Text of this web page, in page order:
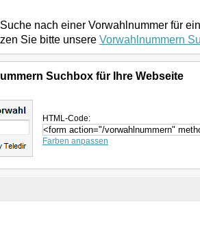
nach einer Vorwahlnummer für
Sie bitte unsere Vorwahlnummern
Suchbox für Ihre Webseite
HTML-Code:
Farben anpassen